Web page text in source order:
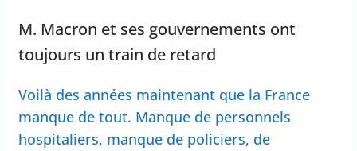
M. Macron et ses gouvernements ont
toujours un train de retard
Voilà des années maintenant que la France
manque de tout. Manque de personnels
hospitaliers, manque de policiers, de